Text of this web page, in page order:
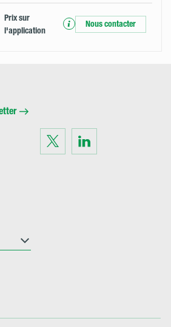
Prix ​​sur
l'application
Nous contacter
Visit
us
on
Twitter
Visit
on
LinkedIn